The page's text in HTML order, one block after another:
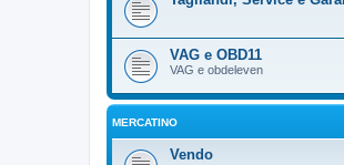
VAG e OBD11
VAG e obdeleven
MERCATINO
Vendo